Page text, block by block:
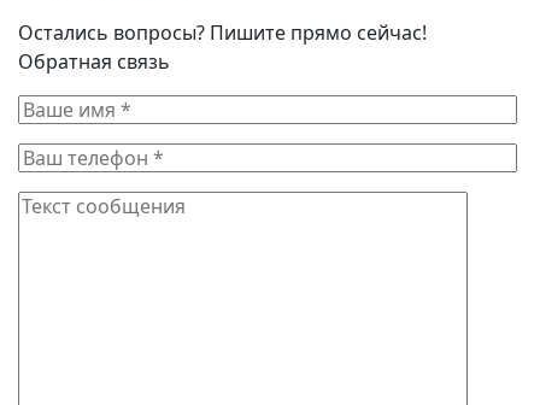
Остались вопросы? Пишите прямо сейчас!
Обратная связь